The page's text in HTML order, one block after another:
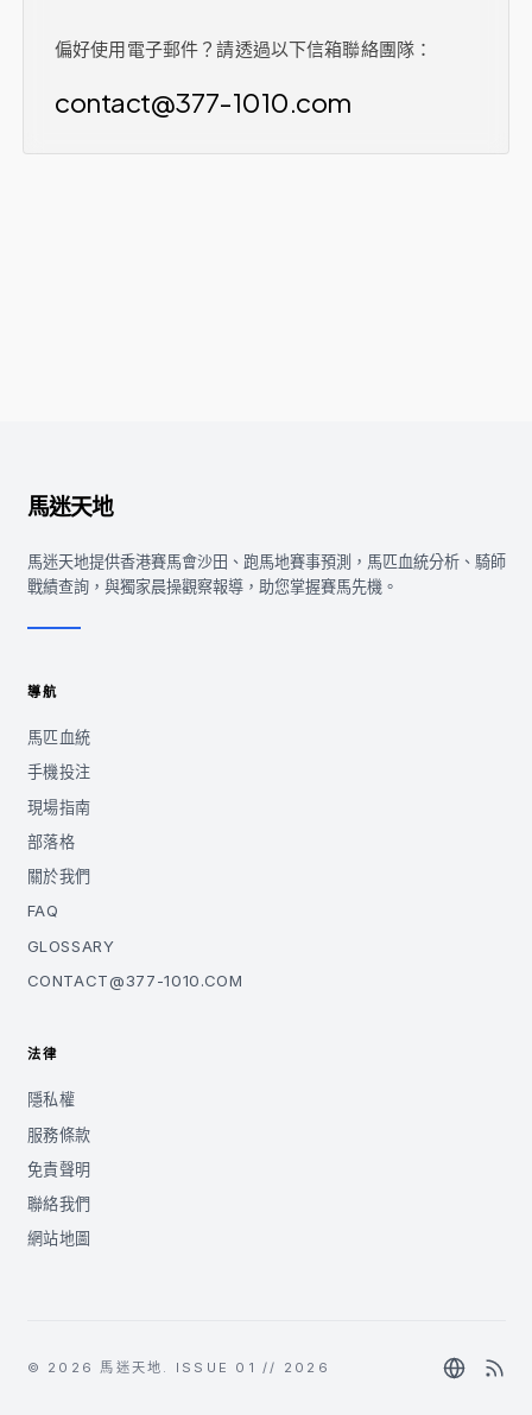
偏好使用電子郵件？請透過以下信箱聯絡團隊：
contact@377-1010.com
馬迷天地
馬迷天地提供香港賽馬會沙田、跑馬地賽事預測，馬匹血統分析、騎師
戰績查詢，與獨家晨操觀察報導，助您掌握賽馬先機。
導航
馬匹血統
手機投注
現場指南
部落格
關於我們
FAQ
GLOSSARY
CONTACT@377-1010.COM
法律
隱私權
服務條款
免責聲明
聯絡我們
網站地圖
© 2026 馬迷天地. ISSUE 01 // 2026